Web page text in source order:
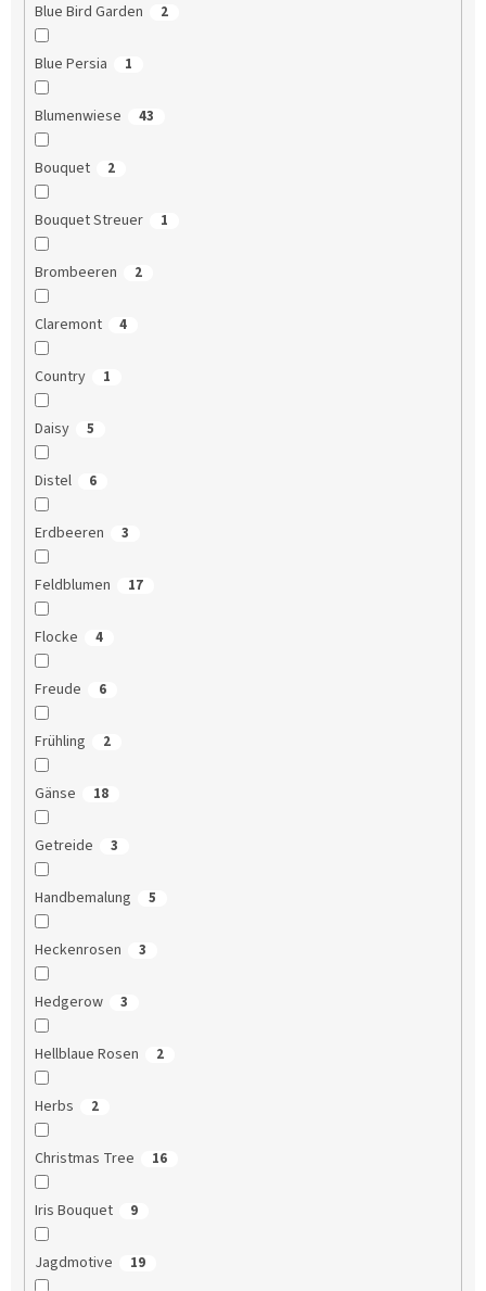
Blue Bird Garden 2
Blue Persia 1
Blumenwiese 43
Bouquet 2
Bouquet Streuer 1
Brombeeren 2
Claremont 4
Country 1
Daisy 5
Distel 6
Erdbeeren 3
Feldblumen 17
Flocke 4
Freude 6
Frühling 2
Gänse 18
Getreide 3
Handbemalung 5
Heckenrosen 3
Hedgerow 3
Hellblaue Rosen 2
Herbs 2
Christmas Tree 16
Iris Bouquet 9
Jagdmotive 19